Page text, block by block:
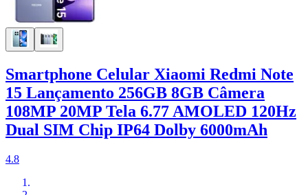
Smartphone Celular Xiaomi Redmi Note
15 Lançamento 256GB 8GB Câmera
108MP 20MP Tela 6.77 AMOLED 120Hz
Dual SIM Chip IP64 Dolby 6000mAh
4.8